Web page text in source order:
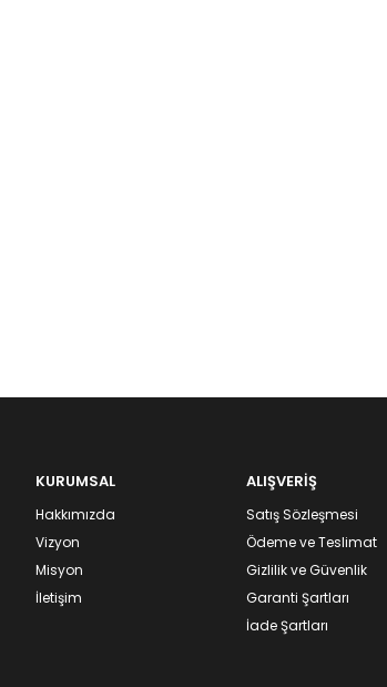
KURUMSAL
Hakkımızda
Vizyon
Misyon
İletişim
ALIŞVERİŞ
Satış Sözleşmesi
Ödeme ve Teslimat
Gizlilik ve Güvenlik
Garanti Şartları
İade Şartları